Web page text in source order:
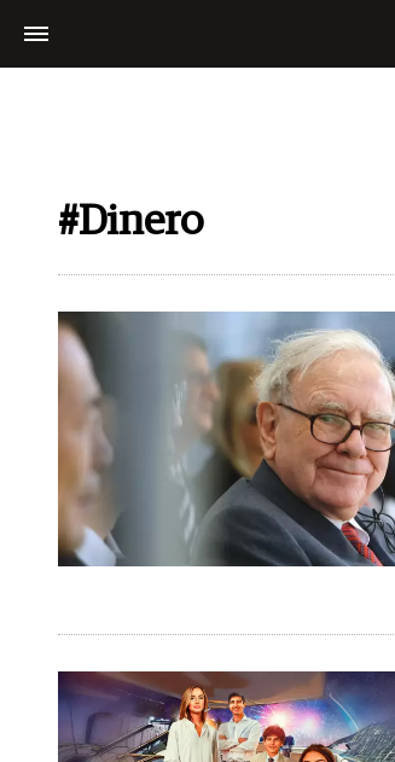
#Dinero